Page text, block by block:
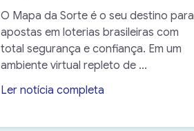
O Mapa da Sorte é o seu destino para
apostas em loterias brasileiras com
total segurança e confiança. Em um
ambiente virtual repleto de ...
Ler notícia completa